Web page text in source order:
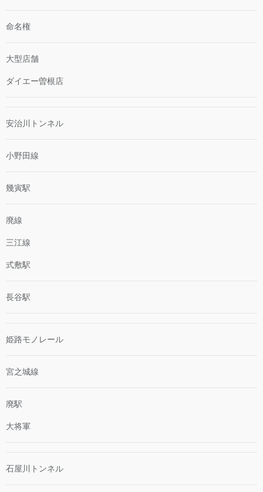
命名権
大型店舗
ダイエー曽根店
安治川トンネル
小野田線
幾寅駅
廃線
三江線
式敷駅
長谷駅
姫路モノレール
宮之城線
廃駅
大将軍
石屋川トンネル